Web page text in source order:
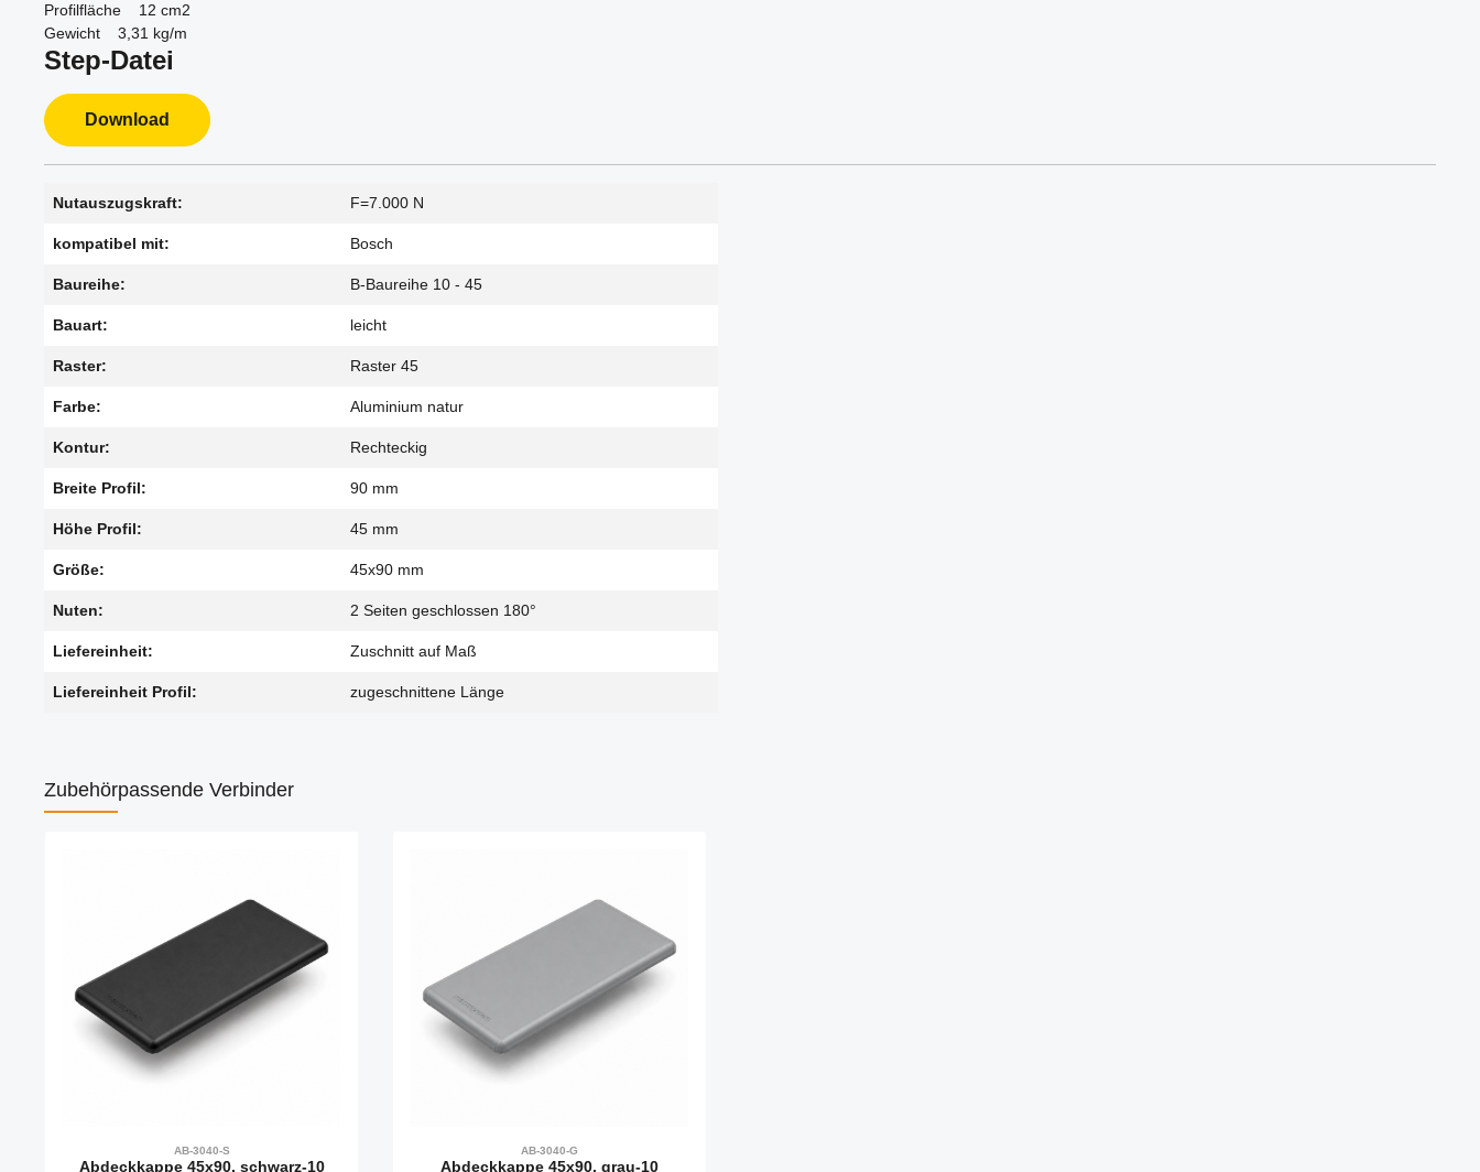
Profilfläche 12 cm2
Gewicht 3,31 kg/m
Step-Datei
Download
Nutauszugskraft: F=7.000 N
kompatibel mit: Bosch
Baureihe: B-Baureihe 10 - 45
Bauart: leicht
Raster: Raster 45
Farbe: Aluminium natur
Kontur: Rechteckig
Breite Profil: 90 mm
Höhe Profil: 45 mm
Größe: 45x90 mm
Nuten: 2 Seiten geschlossen 180°
Liefereinheit: Zuschnitt auf Maß
Liefereinheit Profil: zugeschnittene Länge
Zubehörpassende Verbinder
AB-3040-S
Abdeckkappe 45x90, schwarz-10
AB-3040-G
Abdeckkappe 45x90, grau-10